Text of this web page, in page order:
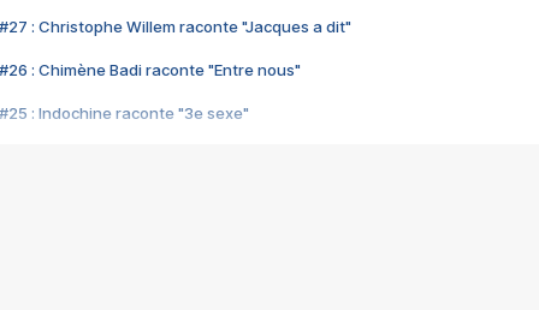
#27 : Christophe Willem raconte "Jacques a dit"
#26 : Chimène Badi raconte "Entre nous"
#25 : Indochine raconte "3e sexe"